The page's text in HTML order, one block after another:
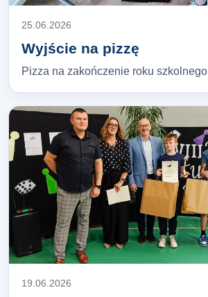
25.06.2026
Wyjście na pizzę
Pizza na zakończenie roku szkolnego
19.06.2026